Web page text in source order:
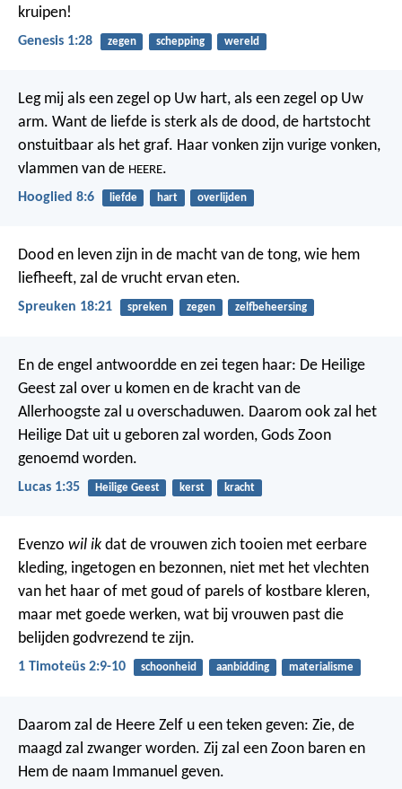
kruipen!
Genesis 1:28 zegen schepping wereld
Leg mij als een zegel op Uw hart, als een zegel op Uw
arm. Want de liefde is sterk als de dood, de hartstocht
onstuitbaar als het graf. Haar vonken zijn vurige vonken,
vlammen van de HEERE.
Hooglied 8:6 liefde hart overlijden
Dood en leven zijn in de macht van de tong, wie hem
liefheeft, zal de vrucht ervan eten.
Spreuken 18:21 spreken zegen zelfbeheersing
En de engel antwoordde en zei tegen haar: De Heilige
Geest zal over u komen en de kracht van de
Allerhoogste zal u overschaduwen. Daarom ook zal het
Heilige Dat uit u geboren zal worden, Gods Zoon
genoemd worden.
Lucas 1:35 Heilige Geest kerst kracht
Evenzo wil ik dat de vrouwen zich tooien met eerbare
kleding, ingetogen en bezonnen, niet met het vlechten
van het haar of met goud of parels of kostbare kleren,
maar met goede werken, wat bij vrouwen past die
belijden godvrezend te zijn.
1 Timoteüs 2:9-10 schoonheid aanbidding materialisme
Daarom zal de Heere Zelf u een teken geven: Zie, de
maagd zal zwanger worden. Zij zal een Zoon baren en
Hem de naam Immanuel geven.